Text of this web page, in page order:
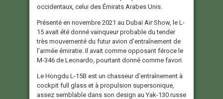
occidentaux, celui des Émirats Arabes Unis.
Présenté en novembre 2021 au Dubaï Air Show, le L-
15 avait été donné vainqueur probable du tender
très mouvementé du futur avion d’entraînement de
l’armée émiratie. Il avait comme opposant féroce le
M-346 de Leonardo, pourtant donné comme favori.
Le Hongdu L-15B est un chasseur d’entraînement à
cockpit full glass et à propulsion supersonique,
assez semblable dans son design au Yak-130 russe